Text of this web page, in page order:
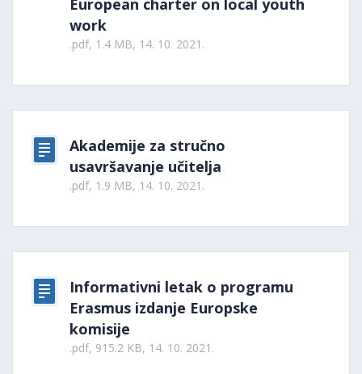
European charter on local youth
work
.pdf, 1.4 MB, 14. 10. 2021.
Akademije za stručno
usavršavanje učitelja
.pdf, 1.9 MB, 14. 10. 2021.
Informativni letak o programu
Erasmus izdanje Europske
komisije
.pdf, 915.2 KB, 14. 10. 2021.